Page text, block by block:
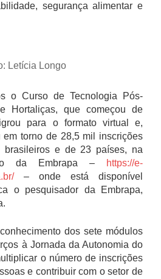
segurança alimentar e
Letícia Longo
o Curso de Tecnologia Pós-
Hortaliças, que começou de
para o formato virtual e,
em torno de 28,5 mil inscrições
brasileiros e de 23 países, na
da Embrapa –
https://e-
– onde está disponível
o pesquisador da Embrapa,
dos sete módulos
à Jornada da Autonomia do
o número de inscrições
e contribuir com o setor de